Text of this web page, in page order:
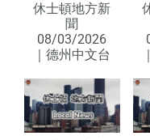
休士頓地方新
聞
08/03/2026
｜德州中文台